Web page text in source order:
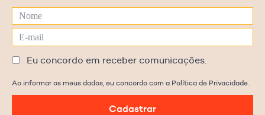
Eu concordo em receber comunicações.
Ao informar os meus dados, eu concordo com a Política de Privacidade.
Cadastrar